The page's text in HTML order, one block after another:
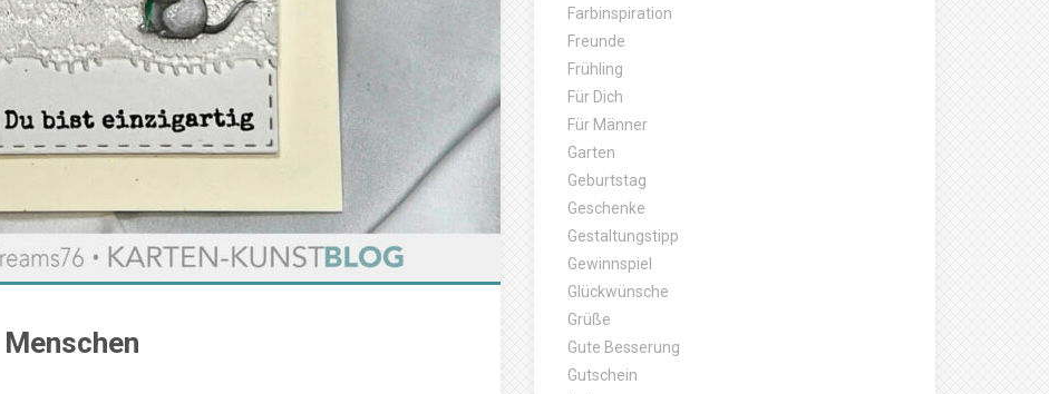
Farbinspiration
Freunde
Frühling
Für Dich
Für Männer
Garten
Geburtstag
Geschenke
Gestaltungstipp
Gewinnspiel
Glückwünsche
Grüße
Gute Besserung
Gutschein